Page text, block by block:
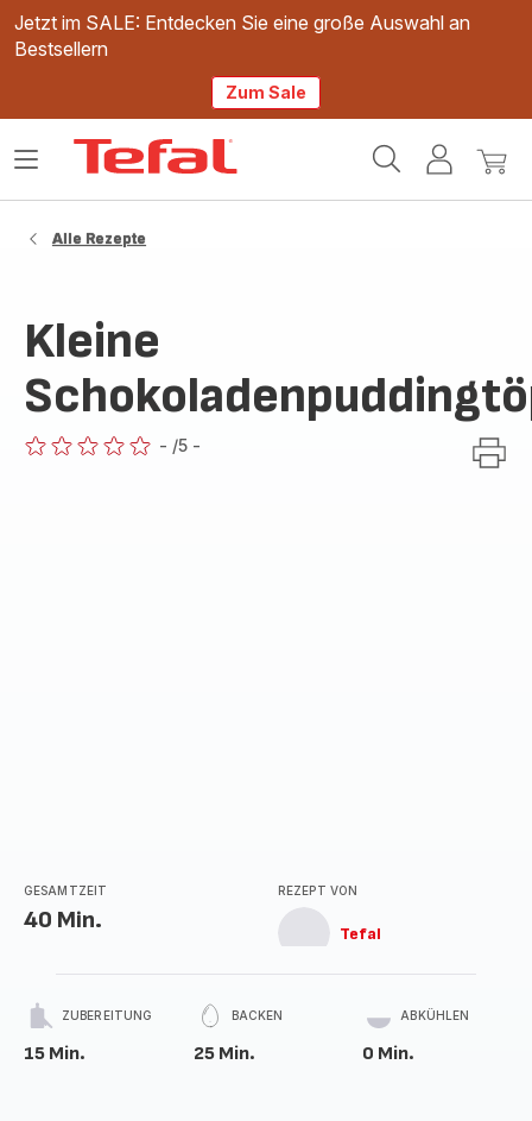
Jetzt im SALE: Entdecken Sie eine große Auswahl an
Bestsellern
Zum Sale
Mein
Mein
Das
Alle Rezepte
Kleine
- /5 -
GESAMTZEIT
40 Min.
REZEPT VON
Tefal
ZUBEREITUNG
15 Min.
BACKEN
25 Min.
ABKÜHLEN
0 Min.